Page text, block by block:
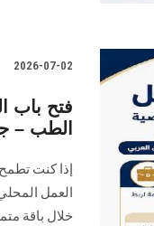
2026-07-02
فتح باب
الطب –
إذا كنت
العمل
خلال باقة